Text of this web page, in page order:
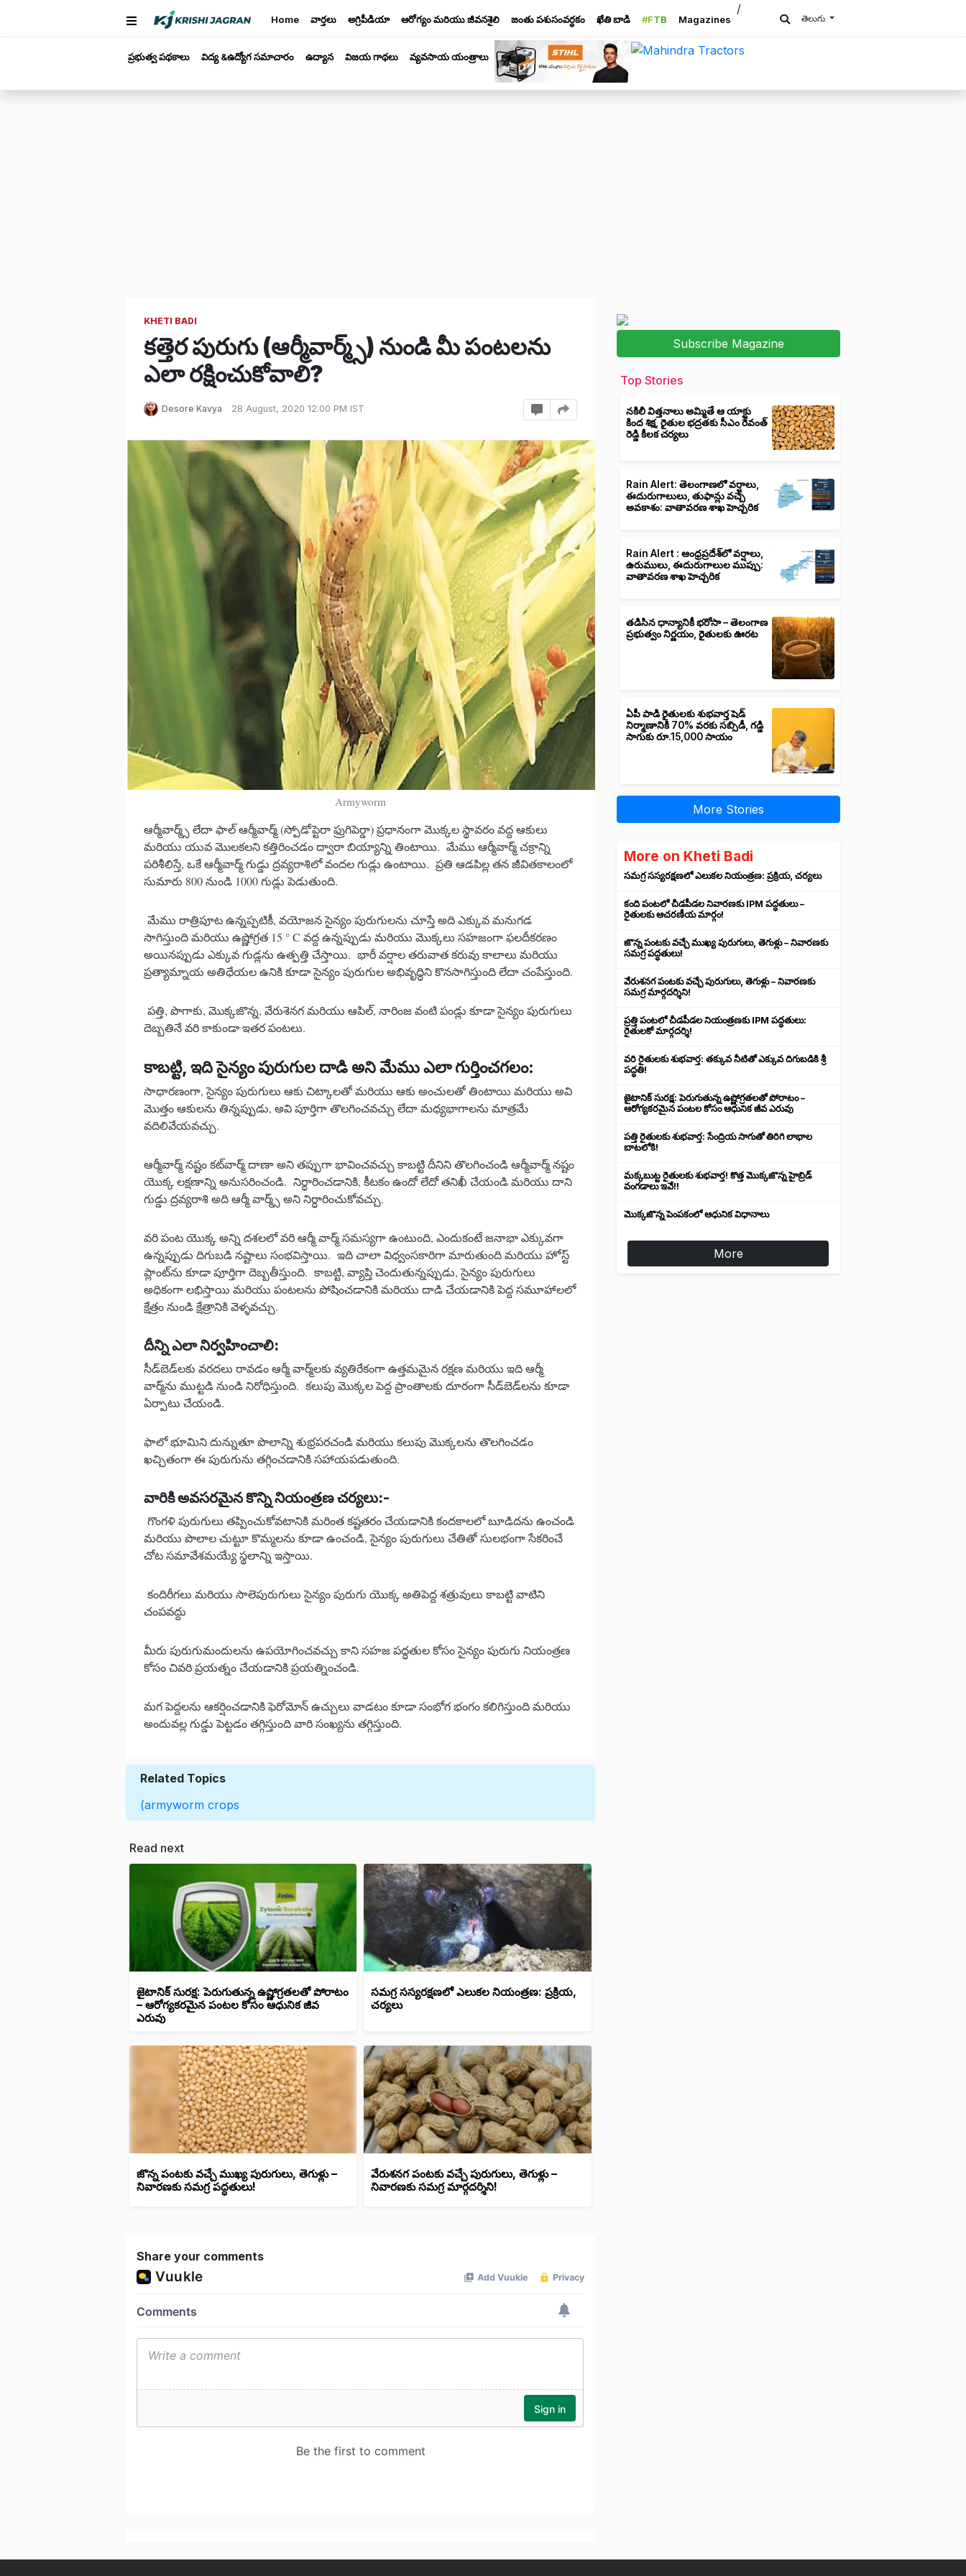
Home వార్తలు అగ్రిపీడియా ఆరోగ్యం మరియు జీవనశైలి జంతు పశుసంవర్ధకం ఖేతి బాడి #FTB Magazines
/a>
తెలుగు
ప్రభుత్వ పథకాలు విద్య &ఉద్యోగ సమాచారం ఉద్యాన విజయ గాథలు వ్యవసాయ యంత్రాలు
KHETI BADI
కత్తెర పురుగు (ఆర్మీవార్మ్స్) నుండి మీ పంటలను
ఎలా రక్షించుకోవాలి?
Desore Kavya 28 August, 2020 12:00 PM IST
Armyworm
ఆర్మీవార్మ్స్ లేదా ఫాల్ ఆర్మీవార్మ్ (స్పోడోప్టెరా ఫ్రుగిపెర్డా) ప్రధానంగా మొక్కల స్థావరం వద్ద ఆకులు
మరియు యువ మొలకలని కత్తిరించడం ద్వారా బియ్యాన్ని తింటాయి. మేము ఆర్మీవార్మ్ చక్రాన్ని
పరిశీలిస్తే, ఒకే ఆర్మీవార్మ్ గుడ్డు ద్రవ్యరాశిలో వందల గుడ్లు ఉంటాయి. ప్రతి ఆడపిల్ల తన జీవితకాలంలో
సుమారు 800 నుండి 1000 గుడ్లు పెడుతుంది.
మేము రాత్రిపూట ఉన్నప్పటికీ, వయోజన సైన్యం పురుగులను చూస్తే అది ఎక్కువ మనుగడ
సాగిస్తుంది మరియు ఉష్ణోగ్రత 15 ° C వద్ద ఉన్నప్పుడు మరియు మొక్కలు సహజంగా ఫలదీకరణం
అయినప్పుడు ఎక్కువ గుడ్లను ఉత్పత్తి చేస్తాయి. భారీ వర్షాల తరువాత కరువు కాలాలు మరియు
ప్రత్యామ్నాయ అతిధేయల ఉనికి కూడా సైన్యం పురుగుల అభివృద్ధిని కొనసాగిస్తుంది లేదా చంపేస్తుంది.
పత్తి, పొగాకు, మొక్కజొన్న, వేరుశెనగ మరియు ఆపిల్, నారింజ వంటి పండ్లు కూడా సైన్యం పురుగులు
దెబ్బతినే వరి కాకుండా ఇతర పంటలు.
కాబట్టి, ఇది సైన్యం పురుగుల దాడి అని మేము ఎలా గుర్తించగలం:
సాధారణంగా, సైన్యం పురుగులు ఆకు చిట్కాలతో మరియు ఆకు అంచులతో తింటాయి మరియు అవి
మొత్తం ఆకులను తిన్నప్పుడు, అవి పూర్తిగా తొలగించవచ్చు లేదా మధ్యభాగాలను మాత్రమే
వదిలివేయవచ్చు.
ఆర్మీవార్మ్ నష్టం కట్‌వార్మ్ దాణా అని తప్పుగా భావించవచ్చు కాబట్టి దీనిని తొలగించండి ఆర్మీవార్మ్ నష్టం
యొక్క లక్షణాన్ని అనుసరించండి. నిర్ధారించడానికి, కీటకం ఉందో లేదో తనిఖీ చేయండి మరియు దాని
గుడ్డు ద్రవ్యరాశి అది ఆర్మీ వార్మ్స్ అని నిర్ధారించుకోవచ్చు.
వరి పంట యొక్క అన్ని దశలలో వరి ఆర్మీ వార్మ్ సమస్యగా ఉంటుంది, ఎందుకంటే జనాభా ఎక్కువగా
ఉన్నప్పుడు దిగుబడి నష్టాలు సంభవిస్తాయి. ఇది చాలా విధ్వంసకారిగా మారుతుంది మరియు హోస్ట్
ప్లాంట్‌ను కూడా పూర్తిగా దెబ్బతీస్తుంది. కాబట్టి, వ్యాప్తి చెందుతున్నప్పుడు, సైన్యం పురుగులు
అధికంగా లభిస్తాయి మరియు పంటలను పోషించడానికి మరియు దాడి చేయడానికి పెద్ద సమూహాలలో
క్షేత్రం నుండి క్షేత్రానికి వెళ్ళవచ్చు.
దీన్ని ఎలా నిర్వహించాలి:
సీడ్‌బెడ్‌లకు వరదలు రావడం ఆర్మీ వార్మ్‌లకు వ్యతిరేకంగా ఉత్తమమైన రక్షణ మరియు ఇది ఆర్మీ
వార్మ్‌ను ముట్టడి నుండి నిరోధిస్తుంది. కలుపు మొక్కల పెద్ద ప్రాంతాలకు దూరంగా సీడ్‌బెడ్‌లను కూడా
ఏర్పాటు చేయండి.
ఫాలో భూమిని దున్నుతూ పొలాన్ని శుభ్రపరచండి మరియు కలుపు మొక్కలను తొలగించడం
ఖచ్చితంగా ఈ పురుగును తగ్గించడానికి సహాయపడుతుంది.
వారికి అవసరమైన కొన్ని నియంత్రణ చర్యలు:-
గొంగళి పురుగులు తప్పించుకోవటానికి మరింత కష్టతరం చేయడానికి కందకాలలో బూడిదను ఉంచండి
మరియు పొలాల చుట్టూ కొమ్మలను కూడా ఉంచండి, సైన్యం పురుగులు చేతితో సులభంగా సేకరించే
చోట సమావేశమయ్యే స్థలాన్ని ఇస్తాయి.
కందిరీగలు మరియు సాలెపురుగులు సైన్యం పురుగు యొక్క అతిపెద్ద శత్రువులు కాబట్టి వాటిని
చంపవద్దు
మీరు పురుగుమందులను ఉపయోగించవచ్చు కాని సహజ పద్ధతుల కోసం సైన్యం పురుగు నియంత్రణ
కోసం చివరి ప్రయత్నం చేయడానికి ప్రయత్నించండి.
మగ పెద్దలను ఆకర్షించడానికి ఫెరోమోన్ ఉచ్చులు వాడటం కూడా సంభోగ భంగం కలిగిస్తుంది మరియు
అందువల్ల గుడ్డు పెట్టడం తగ్గిస్తుంది వారి సంఖ్యను తగ్గిస్తుంది.
Related Topics
(armyworm crops
Read next
జైటానిక్ సురక్ష: పెరుగుతున్న ఉష్ణోగ్రతలతో పోరాటం
– ఆరోగ్యకరమైన పంటల కోసం ఆధునిక జీవ
ఎరువు
సమగ్ర సస్యరక్షణలో ఎలుకల నియంత్రణ: ప్రక్రియ,
చర్యలు
జొన్న పంటకు వచ్చే ముఖ్య పురుగులు, తెగుళ్లు –
నివారణకు సమగ్ర పద్ధతులు!
వేరుశనగ పంటకు వచ్చే పురుగులు, తెగుళ్లు –
నివారణకు సమగ్ర మార్గదర్శిని!
Share your comments
Subscribe Magazine
Top Stories
నకిలీ విత్తనాలు అమ్మితే ఆ యాక్టు
కింద శిక్ష, రైతుల భద్రతకు సీఎం రేవంత్
రెడ్డి కీలక చర్యలు
Rain Alert: తెలంగాణలో వర్షాలు,
ఈదురుగాలులు, తుఫాన్లు వచ్చే
అవకాశం: వాతావరణ శాఖ హెచ్చరిక
Rain Alert : ఆంధ్రప్రదేశ్‌లో వర్షాలు,
ఉరుములు, ఈదురుగాలుల ముప్పు:
వాతావరణ శాఖ హెచ్చరిక
తడిసిన ధాన్యానికీ భరోసా – తెలంగాణ
ప్రభుత్వం నిర్ణయం, రైతులకు ఊరట
ఏపీ పాడి రైతులకు శుభవార్త షెడ్
నిర్మాణానికి 70% వరకు సబ్సిడీ, గడ్డి
సాగుకు రూ.15,000 సాయం
More Stories
More on Kheti Badi
సమగ్ర సస్యరక్షణలో ఎలుకల నియంత్రణ: ప్రక్రియ, చర్యలు
కంది పంటలో చీడపీడల నివారణకు IPM పద్ధతులు –
రైతులకు ఆచరణీయ మార్గం!
జొన్న పంటకు వచ్చే ముఖ్య పురుగులు, తెగుళ్లు – నివారణకు
సమగ్ర పద్ధతులు!
వేరుశనగ పంటకు వచ్చే పురుగులు, తెగుళ్లు – నివారణకు
సమగ్ర మార్గదర్శిని!
ప్రత్తి పంటలో చీడపీడల నియంత్రణకు IPM పద్ధతులు:
రైతులకో మార్గదర్శి!
వరి రైతులకు శుభవార్త: తక్కువ నీటితో ఎక్కువ దిగుబడికి శ్రీ
పద్ధతి!
జైటానిక్ సురక్ష: పెరుగుతున్న ఉష్ణోగ్రతలతో పోరాటం –
ఆరోగ్యకరమైన పంటల కోసం ఆధునిక జీవ ఎరువు
పత్తి రైతులకు శుభవార్త: సేంద్రియ సాగుతో తిరిగి లాభాల
బాటలోకి!
మక్కబుట్ట రైతులకు శుభవార్త! కొత్త మొక్కజొన్న హైబ్రిడ్
వంగడాలు ఇవే!!
మొక్కజొన్న పెంపకంలో ఆధునిక విధానాలు
More